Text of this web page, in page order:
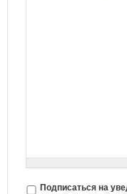
Подписаться на